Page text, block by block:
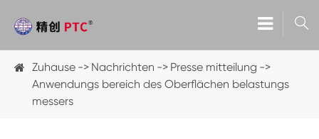

Zuhause Nachrichten
Presse mitteilung
Anwendungs bereich des Oberflächen belastungs
messers